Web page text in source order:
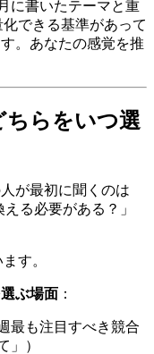
に書いたテーマと重
できる基準があって
。あなたの感覚を推
ちらをいつ選
が最初に聞くのは
える必要がある？」
す。
ぶ場面 ：
最も注目すべき競合
」）